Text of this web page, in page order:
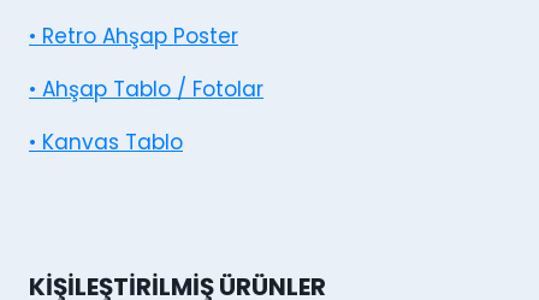
• Retro Ahşap Poster
• Ahşap Tablo / Fotolar
• Kanvas Tablo
KIŞILEŞTIRILMIŞ ÜRÜNLER